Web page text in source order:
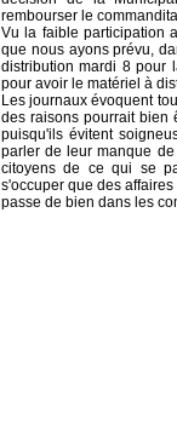
rembourser le
Vu la faible participation
que nous ayons prévu,
distribution mardi 8 pour
pour avoir le matériel à
Les journaux évoquent
des raisons pourrait bien
puisqu'ils évitent
parler de leur manque
citoyens de ce qui se
s'occuper que des
passe de bien dans les